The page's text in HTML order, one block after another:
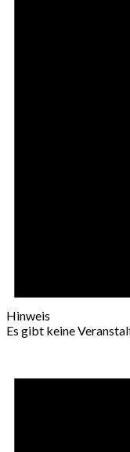
Hinweis
Es gibt keine